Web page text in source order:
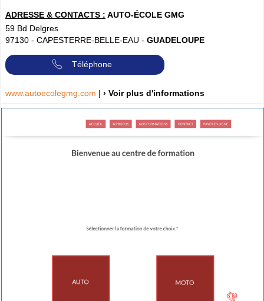
ADRESSE & CONTACTS : AUTO-ÉCOLE GMG
59 Bd Delgres
97130 - CAPESTERRE-BELLE-EAU - GUADELOUPE
Téléphone
www.autoecolegmg.com | › Voir plus d'informations